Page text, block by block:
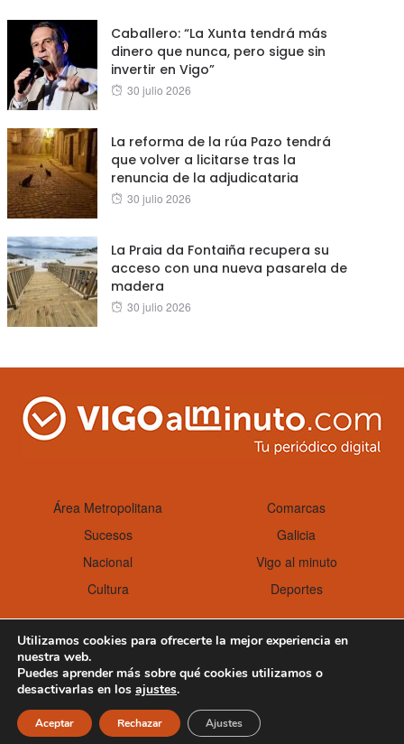
Caballero: “La Xunta tendrá más
dinero que nunca, pero sigue sin
invertir en Vigo”
Posted
30 julio 2026
La reforma de la rúa Pazo tendrá
que volver a licitarse tras la
renuncia de la adjudicataria
Posted
30 julio 2026
La Praia da Fontaiña recupera su
acceso con una nueva pasarela de
madera
Posted
30 julio 2026
Área Metropolitana
Comarcas
Sucesos
Galicia
Nacional
Vigo al minuto
Cultura
Deportes
Aviso Legal Política de cookies
Utilizamos cookies para ofrecerte la mejor experiencia en
nuestra web.
Puedes aprender más sobre qué cookies utilizamos o
desactivarlas en los ajustes.
Aceptar Rechazar Ajustes